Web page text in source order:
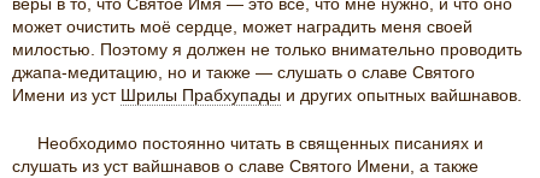
может очистить моё сердце, может наградить меня своей
милостью. Поэтому я должен не только внимательно проводить
джапа-медитацию, но и также — слушать о славе Святого
Имени из уст Шрилы Прабхупады и других опытных вайшнавов.
Необходимо постоянно читать в священных писаниях и
слушать из уст вайшнавов о славе Святого Имени, а также